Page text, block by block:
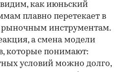
как июньский
плавно перетекает в
рыночным инструментам.
а смена модели
которые понимают:
условий можно долго,